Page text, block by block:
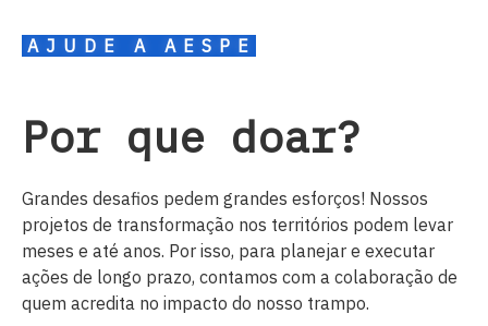
AJUDE A AESPE
Por que doar?
Grandes desafios pedem grandes esforços! Nossos
projetos de transformação nos territórios podem levar
meses e até anos. Por isso, para planejar e executar
ações de longo prazo, contamos com a colaboração de
quem acredita no impacto do nosso trampo.